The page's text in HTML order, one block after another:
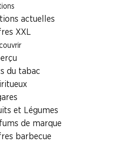
actuelles
XXL
du tabac
et Légumes
de marque
barbecue
succursales
9, 8952 Schlieren
Lilie
8952 Schlieren